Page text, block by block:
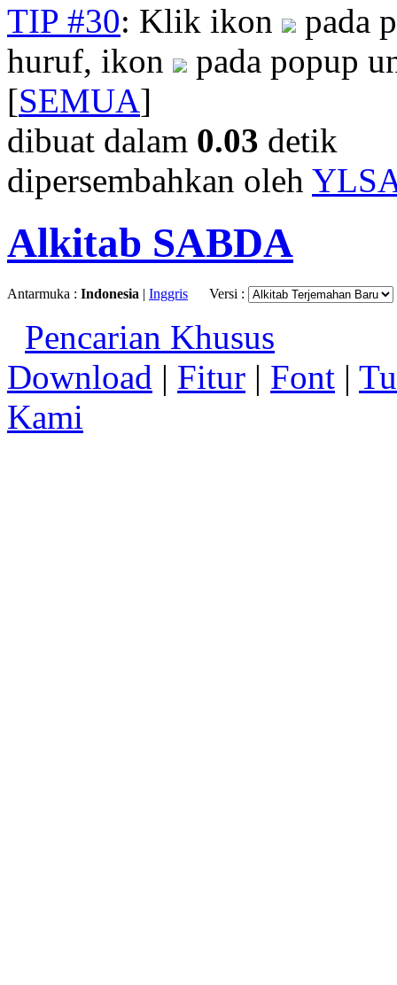
TIP #30: Klik ikon
pada
huruf, ikon
pada popup
[SEMUA]
dibuat dalam 0.03 detik
dipersembahkan oleh
Alkitab SABDA
Antarmuka : Indonesia | Inggris Versi :
Pencarian Khusus
Download | Fitur | Font |
Kami